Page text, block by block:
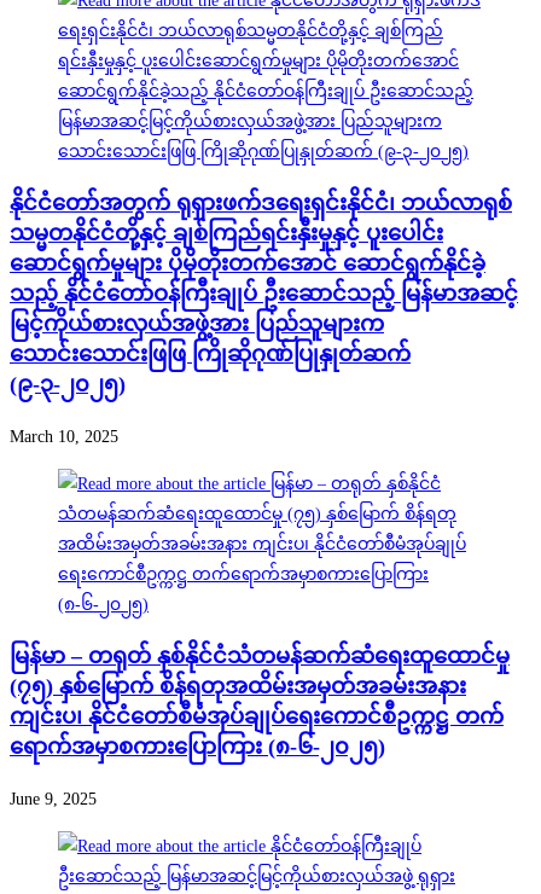
နိုင်ငံတော်အတွက် ရုရှားဖက်ဒရေးရှင်းနိုင်ငံ၊ ဘယ်လာရုစ်
သမ္မတနိုင်ငံတို့နှင့် ချစ်ကြည်ရင်းနှီးမှုနှင့် ပူးပေါင်း
ဆောင်ရွက်မှုများ ပိုမိုတိုးတက်အောင် ဆောင်ရွက်နိုင်ခဲ့
သည့် နိုင်ငံတော်ဝန်ကြီးချုပ် ဦးဆောင်သည့် မြန်မာအဆင့်
မြင့်ကိုယ်စားလှယ်အဖွဲ့အား ပြည်သူများက
သောင်းသောင်းဖြဖြ ကြိုဆိုဂုဏ်ပြုနှုတ်ဆက်
(၉-၃-၂၀၂၅)
March 10, 2025
မြန်မာ – တရုတ် နှစ်နိုင်ငံသံတမန်ဆက်ဆံရေးထူထောင်မှု
(၇၅) နှစ်မြောက် စိန်ရတုအထိမ်းအမှတ်အခမ်းအနား
ကျင်းပ၊ နိုင်ငံတော်စီမံအုပ်ချုပ်ရေးကောင်စီဥက္ကဋ္ဌ တက်
ရောက်အမှာစကားပြောကြား (၈-၆-၂၀၂၅)
June 9, 2025